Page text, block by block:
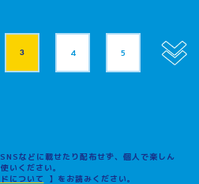
3 4 5
などに載せたり配布せず、個人で楽しん
いください。
について 】をお読みください。